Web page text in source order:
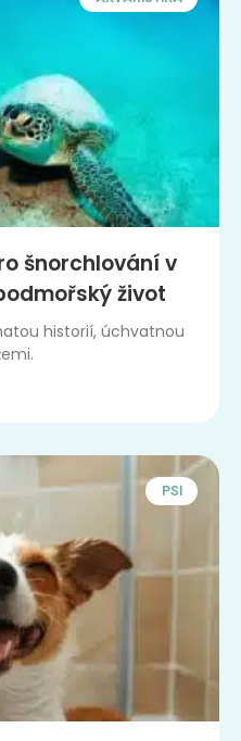
šnorchlování v
život
historií, úchvatnou
PSI